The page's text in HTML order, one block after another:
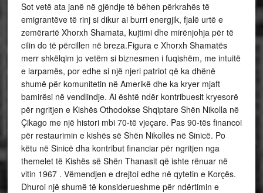
Sot vetë ata janë në gjëndje të bëhen përkrahës të
emigrantëve të rinj si dikur ai burri energjik, fjalë urtë e
zemërartë Xhorxh Shamata, kujtimi dhe mirënjohja për të
cilin do të përcillen në breza.Figura e Xhorxh Shamatës
merr shkëlqim jo vetëm si biznesmen i fuqishëm, me intuitë
e larpamës, por edhe si një njeri patriot që ka dhënë
shumë për komunitetin në Amerikë dhe ka kryer mjaft
bamirësi në vendlindje. Ai është ndër kontribuesit kryesorë
për ngritjen e Kishës Othodokse Shqiptare Shën Nikolla në
Çikago me një histori mbi 70-të vjeçare. Pas 90-tës financoi
për restaurimin e kishës së Shën Nikollës në Sinicë. Po
këtu në Sinicë dha kontribut financiar për ngritjen nga
themelet të Kishës së Shën Thanasit që ishte rënuar në
vitin 1967 . Vëmendjen e drejtoi edhe në qytetin e Korçës.
Dhuroi një shumë të konsiderueshme për ndërtimin e